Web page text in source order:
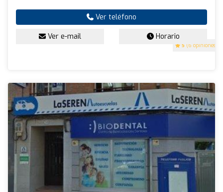
5 (6 opiniones)
Ver teléfono
Ver e-mail Horario